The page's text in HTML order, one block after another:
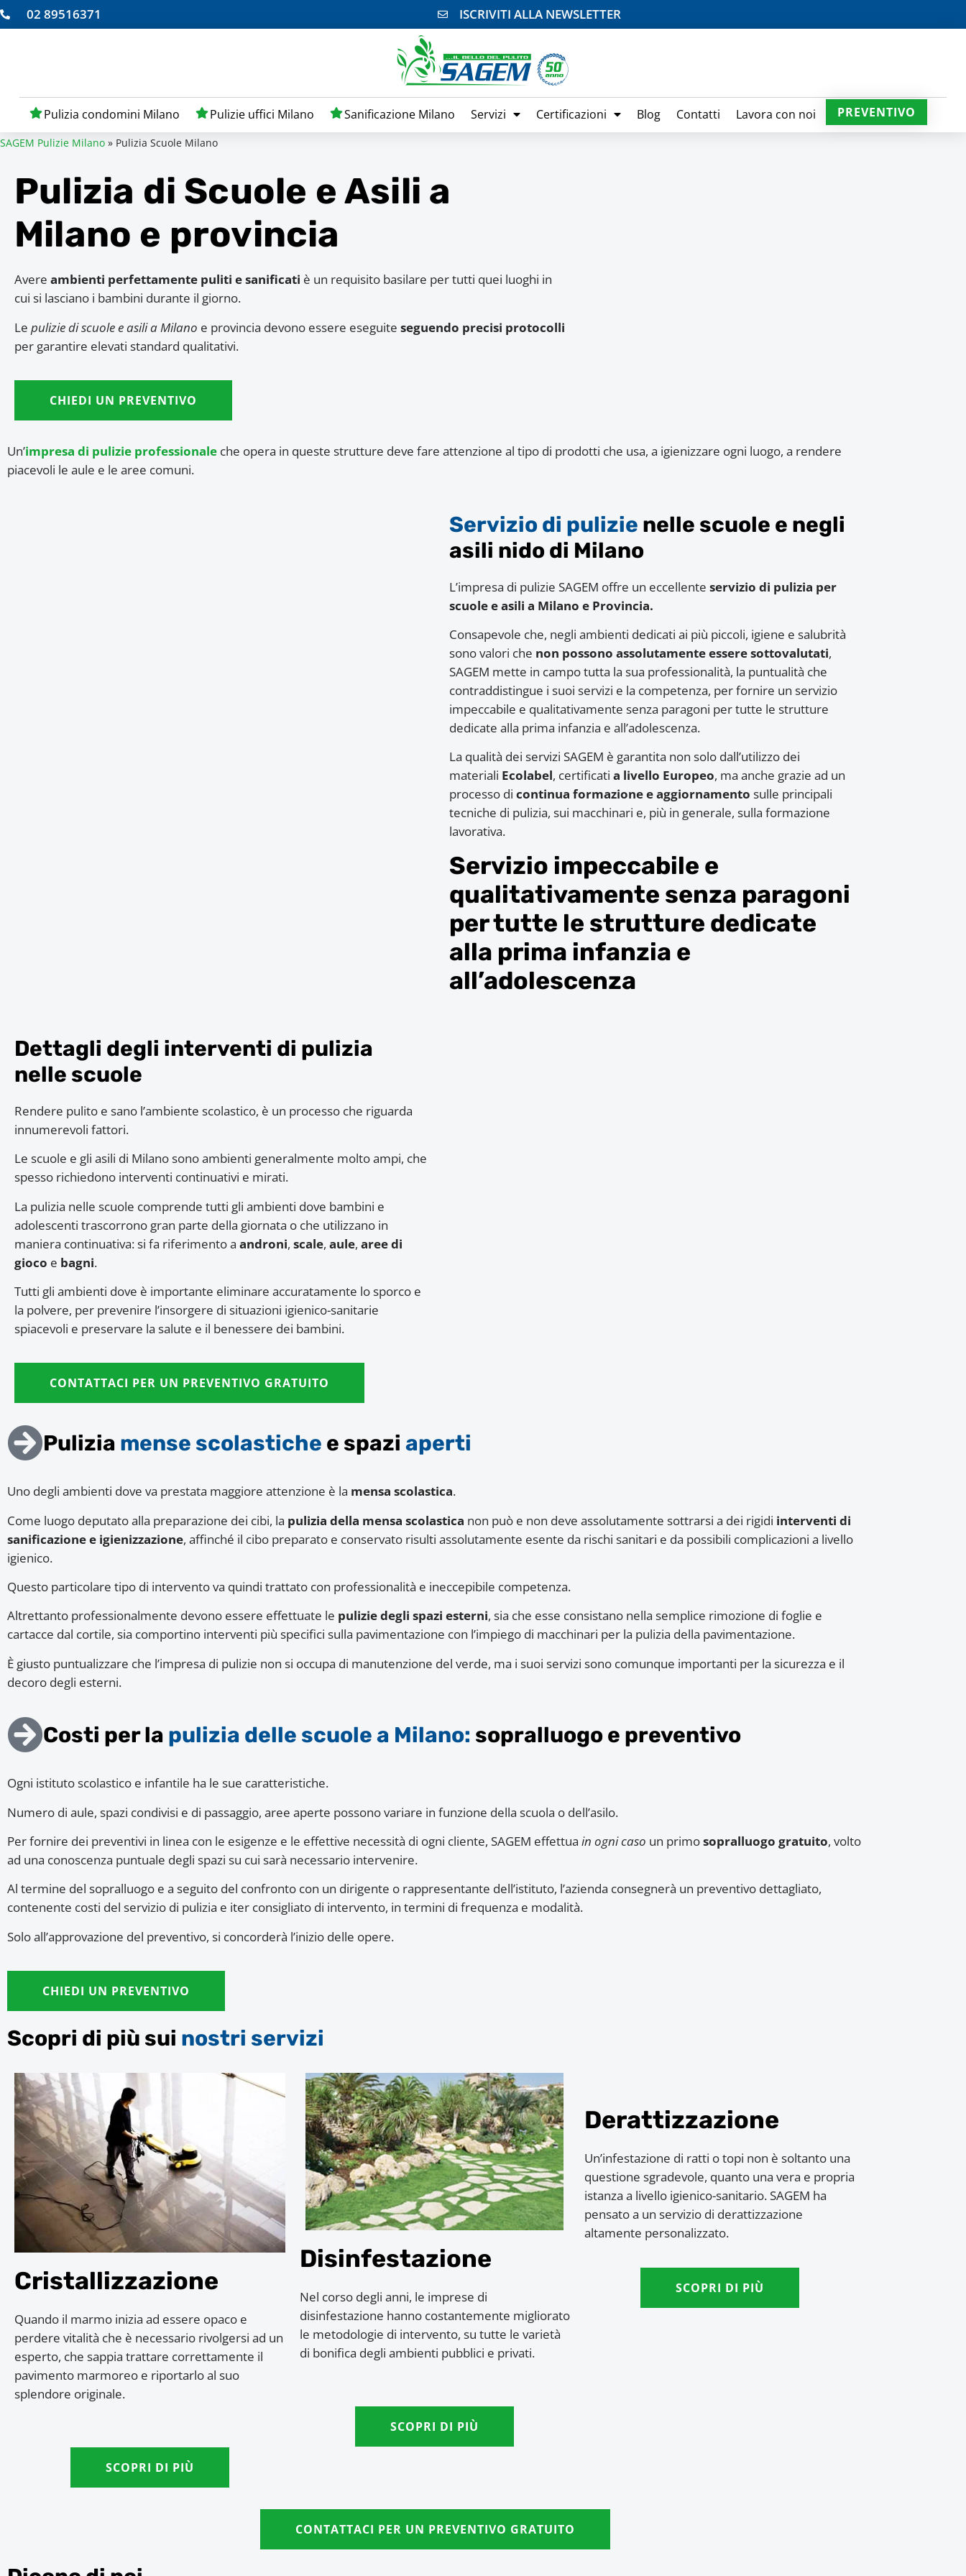
02 89516371 ISCRIVITI ALLA NEWSLETTER
Pulizia condomini Milano Pulizie uffici Milano Sanificazione Milano Servizi Certificazioni Blog Contatti Lavora con noi PREVENTIVO
SAGEM Pulizie Milano » Pulizia Scuole Milano
Pulizia di Scuole e Asili a
Milano e provincia
Avere ambienti perfettamente puliti e sanificati è un requisito basilare per tutti quei luoghi in
cui si lasciano i bambini durante il giorno.
Le pulizie di scuole e asili a Milano e provincia devono essere eseguite seguendo precisi protocolli
per garantire elevati standard qualitativi.
CHIEDI UN PREVENTIVO
Un’impresa di pulizie professionale che opera in queste strutture deve fare attenzione al tipo di prodotti che usa, a igienizzare ogni luogo, a rendere
piacevoli le aule e le aree comuni.
Servizio di pulizie nelle scuole e negli
asili nido di Milano
L’impresa di pulizie SAGEM offre un eccellente servizio di pulizia per
scuole e asili a Milano e Provincia.
Consapevole che, negli ambienti dedicati ai più piccoli, igiene e salubrità
sono valori che non possono assolutamente essere sottovalutati,
SAGEM mette in campo tutta la sua professionalità, la puntualità che
contraddistingue i suoi servizi e la competenza, per fornire un servizio
impeccabile e qualitativamente senza paragoni per tutte le strutture
dedicate alla prima infanzia e all’adolescenza.
La qualità dei servizi SAGEM è garantita non solo dall’utilizzo dei
materiali Ecolabel, certificati a livello Europeo, ma anche grazie ad un
processo di continua formazione e aggiornamento sulle principali
tecniche di pulizia, sui macchinari e, più in generale, sulla formazione
lavorativa.
Servizio impeccabile e
qualitativamente senza paragoni
per tutte le strutture dedicate
alla prima infanzia e
all’adolescenza
Dettagli degli interventi di pulizia
nelle scuole
Rendere pulito e sano l’ambiente scolastico, è un processo che riguarda
innumerevoli fattori.
Le scuole e gli asili di Milano sono ambienti generalmente molto ampi, che
spesso richiedono interventi continuativi e mirati.
La pulizia nelle scuole comprende tutti gli ambienti dove bambini e
adolescenti trascorrono gran parte della giornata o che utilizzano in
maniera continuativa: si fa riferimento a androni, scale, aule, aree di
gioco e bagni.
Tutti gli ambienti dove è importante eliminare accuratamente lo sporco e
la polvere, per prevenire l’insorgere di situazioni igienico-sanitarie
spiacevoli e preservare la salute e il benessere dei bambini.
CONTATTACI PER UN PREVENTIVO GRATUITO
Pulizia mense scolastiche e spazi aperti
Uno degli ambienti dove va prestata maggiore attenzione è la mensa scolastica.
Come luogo deputato alla preparazione dei cibi, la pulizia della mensa scolastica non può e non deve assolutamente sottrarsi a dei rigidi interventi di
sanificazione e igienizzazione, affinché il cibo preparato e conservato risulti assolutamente esente da rischi sanitari e da possibili complicazioni a livello
igienico.
Questo particolare tipo di intervento va quindi trattato con professionalità e ineccepibile competenza.
Altrettanto professionalmente devono essere effettuate le pulizie degli spazi esterni, sia che esse consistano nella semplice rimozione di foglie e
cartacce dal cortile, sia comportino interventi più specifici sulla pavimentazione con l’impiego di macchinari per la pulizia della pavimentazione.
È giusto puntualizzare che l’impresa di pulizie non si occupa di manutenzione del verde, ma i suoi servizi sono comunque importanti per la sicurezza e il
decoro degli esterni.
Costi per la pulizia delle scuole a Milano: sopralluogo e preventivo
Ogni istituto scolastico e infantile ha le sue caratteristiche.
Numero di aule, spazi condivisi e di passaggio, aree aperte possono variare in funzione della scuola o dell’asilo.
Per fornire dei preventivi in linea con le esigenze e le effettive necessità di ogni cliente, SAGEM effettua in ogni caso un primosopralluogo gratuito, volto
ad una conoscenza puntuale degli spazi su cui sarà necessario intervenire.
Al termine del sopralluogo e a seguito del confronto con un dirigente o rappresentante dell’istituto, l’azienda consegnerà un preventivo dettagliato,
contenente costi del servizio di pulizia e iter consigliato di intervento, in termini di frequenza e modalità.
Solo all’approvazione del preventivo, si concorderà l’inizio delle opere.
CHIEDI UN PREVENTIVO
Scopri di più sui nostri servizi
Cristallizzazione
Quando il marmo inizia ad essere opaco e
perdere vitalità che è necessario rivolgersi ad un
esperto, che sappia trattare correttamente il
pavimento marmoreo e riportarlo al suo
splendore originale.
SCOPRI DI PIÙ
Disinfestazione
Nel corso degli anni, le imprese di
disinfestazione hanno costantemente migliorato
le metodologie di intervento, su tutte le varietà
di bonifica degli ambienti pubblici e privati.
SCOPRI DI PIÙ
Derattizzazione
Un’infestazione di ratti o topi non è soltanto una
questione sgradevole, quanto una vera e propria
istanza a livello igienico-sanitario. SAGEM ha
pensato a un servizio di derattizzazione
altamente personalizzato.
SCOPRI DI PIÙ
CONTATTACI PER UN PREVENTIVO GRATUITO